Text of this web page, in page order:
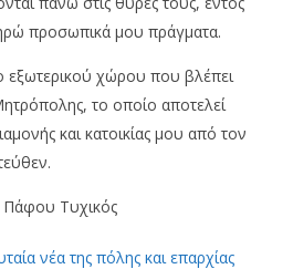
προσωπικά μου πράγματα.
χώρου που βλέπει
το οποίο αποτελεί
και κατοικίας μου από τον
Τυχικός
νέα της πόλης και επαρχίας